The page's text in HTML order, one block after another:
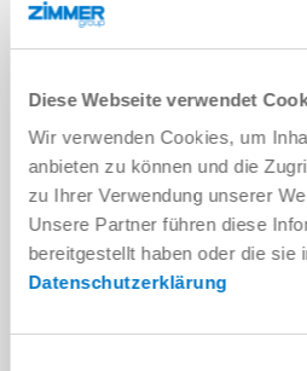
Diese Webseite verwendet
Wir verwenden Cookies, um
anbieten zu können und die
zu Ihrer Verwendung unserer
Unsere Partner führen diese
bereitgestellt haben oder die
Datenschutzerklärung
Télécharger